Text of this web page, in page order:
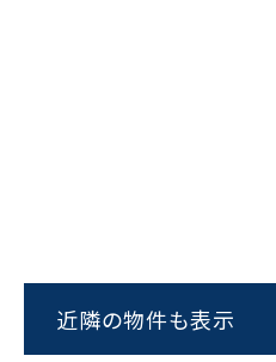
をお伝え
スムーズにご
近隣の物件も表示